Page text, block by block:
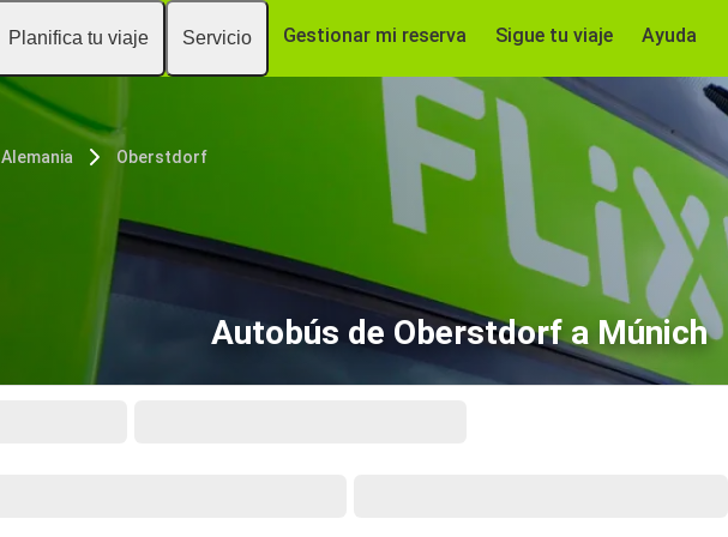
Planifica tu viaje Servicio Gestionar mi reserva Sigue tu viaje Ayuda
Alemania Oberstdorf
Autobús de Oberstdorf a Múnich